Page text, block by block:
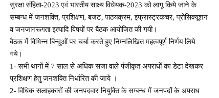
सुरक्षा संहिता-2023 एवं भारतीय साक्ष्य विधेयक-2023 को लागू किये जाने के
सम्बन्ध में जनशक्ति, प्रशिक्षण, बजट, पाठयक्रम, इंफ्रास्ट्रकचर, प्रोसिक्यूशन
व जनजागरूगता इत्यादि विषयों पर बैठक आयोजित की गयी।
बैठक में विभिन्न बिन्दुओं पर चर्चा करते हुए निम्नलिखित महत्वपूर्ण निर्णय लिये
गये।
1- सभी थानों में 7 साल से अधिक सजा वाले पंजीकृत अपराधों का डेटा देखकर
प्रशिक्षण हेतु जनशक्ति निर्धारित की जाये ।
2- विधिक सलाहकारों की जनपदवार नियुक्ति के सम्बन्ध में जनपदों के अपराध